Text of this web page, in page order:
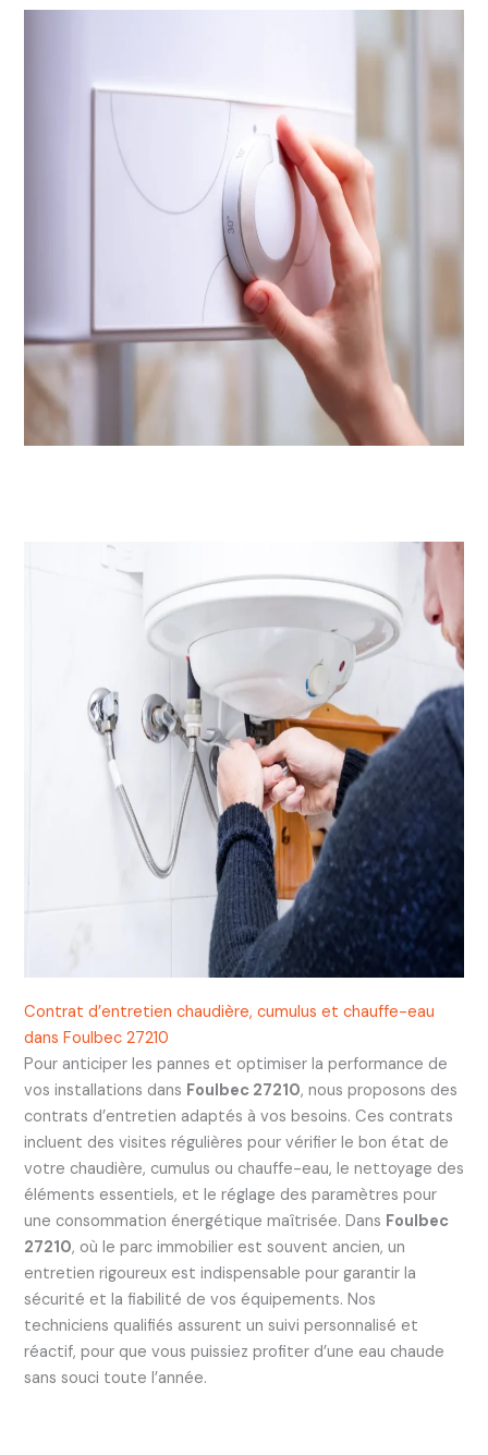
Contrat d’entretien chaudière, cumulus et chauffe-eau
dans Foulbec 27210
Pour anticiper les pannes et optimiser la performance de
vos installations dans Foulbec 27210, nous proposons des
contrats d’entretien adaptés à vos besoins. Ces contrats
incluent des visites régulières pour vérifier le bon état de
votre chaudière, cumulus ou chauffe-eau, le nettoyage des
éléments essentiels, et le réglage des paramètres pour
une consommation énergétique maîtrisée. Dans Foulbec
27210, où le parc immobilier est souvent ancien, un
entretien rigoureux est indispensable pour garantir la
sécurité et la fiabilité de vos équipements. Nos
techniciens qualifiés assurent un suivi personnalisé et
réactif, pour que vous puissiez profiter d’une eau chaude
sans souci toute l’année.